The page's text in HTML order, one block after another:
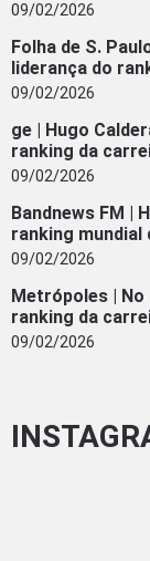
09/02/2026
Folha de S.
liderança do
09/02/2026
ge | Hugo
ranking da
09/02/2026
Bandnews FM |
ranking mundial
09/02/2026
Metrópoles | No
ranking da
09/02/2026